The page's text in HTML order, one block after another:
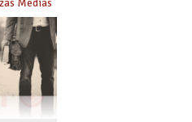
Medias
26-27